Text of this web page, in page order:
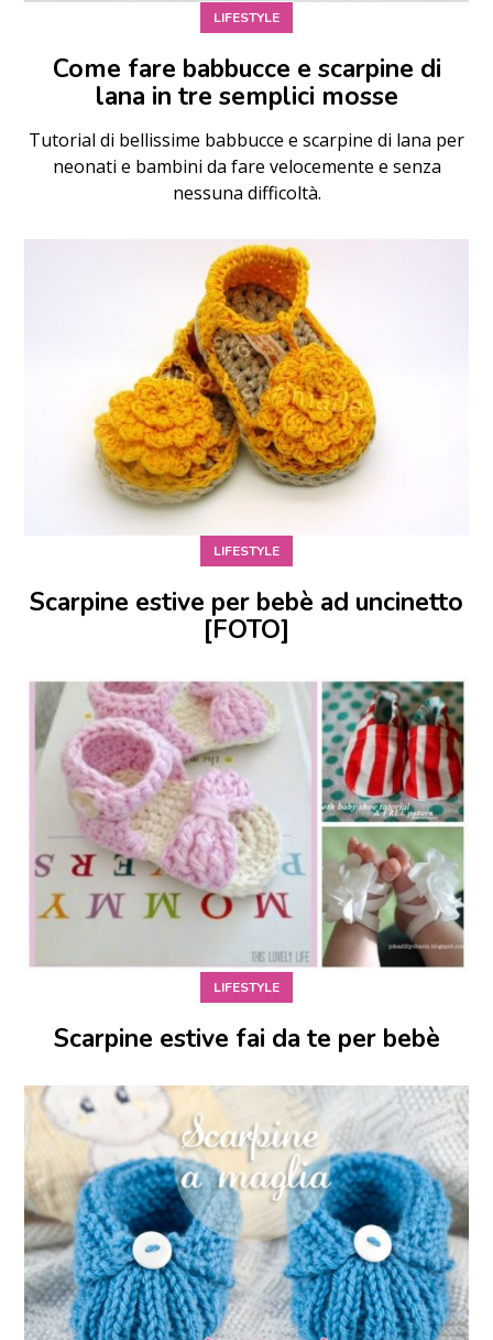
LIFESTYLE
Come fare babbucce e scarpine di
lana in tre semplici mosse
Tutorial di bellissime babbucce e scarpine di lana per
neonati e bambini da fare velocemente e senza
nessuna difficoltà.
LIFESTYLE
Scarpine estive per bebè ad uncinetto
[FOTO]
LIFESTYLE
Scarpine estive fai da te per bebè